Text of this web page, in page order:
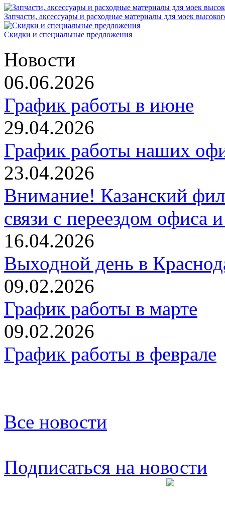
Запчасти, аксессуары и расходные материалы для моек
Скидки и специальные предложения
Новости
06.06.2026
График работы в июне
29.04.2026
График работы наших
23.04.2026
Внимание! Казанский
связи с переездом офиса
16.04.2026
Выходной день в
09.02.2026
График работы в марте
09.02.2026
График работы в феврале
Все новости
Подписаться на новости